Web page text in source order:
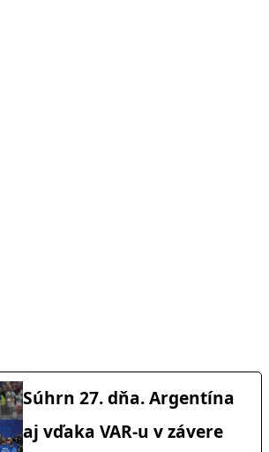
Súhrn 27. dňa. Argentína
aj vďaka VAR-u v závere